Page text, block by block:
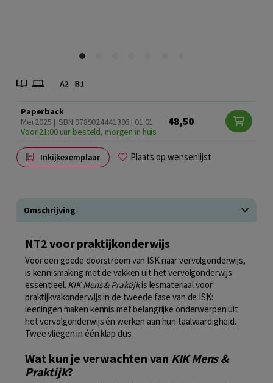
Paperback
Mei 2025 | ISBN 9789024441396 | 01.01
Voor 21:00 uur besteld, morgen in huis
48,50
Inkijkexemplaar Plaats op wensenlijst
Omschrijving
NT2 voor praktijkonderwijs
Voor een goede doorstroom van ISK naar vervolgonderwijs,
is kennismaking met de vakken uit het vervolgonderwijs
essentieel. KIK Mens & Praktijkis lesmateriaal voor
praktijkvakonderwijs in de tweede fase van de ISK:
leerlingen maken kennis met belangrijke onderwerpen uit
het vervolgonderwijs én werken aan hun taalvaardigheid.
Twee vliegen in één klap dus.
Wat kun je verwachten van KIK Mens &
Praktijk?